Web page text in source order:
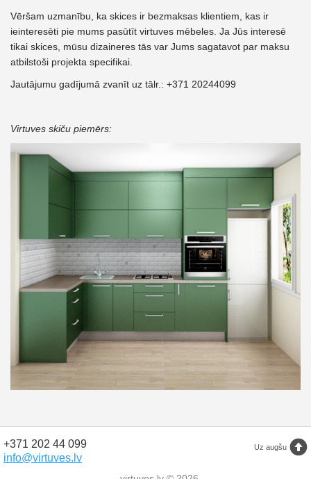
Vēršam uzmanību, ka skices ir bezmaksas klientiem, kas ir
ieinteresēti pie mums pasūtīt virtuves mēbeles. Ja Jūs interesē
tikai skices, mūsu dizaineres tās var Jums sagatavot par maksu
atbilstoši projekta specifikai.
Jautājumu gadījumā zvanīt uz tālr.: +371 20244099
Virtuves skiču piemērs:
Uz augšu
+371 202 44 099
info@virtuves.lv